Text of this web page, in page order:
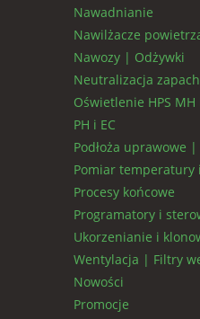
Nawadnianie
Nawilżacze
Nawozy | Odżywki
Neutralizacja
Oświetlenie HPS MH
PH i EC
Podłoża uprawowe
Pomiar temperatury
Procesy końcowe
Programatory i
Ukorzenianie i
Wentylacja | Filtry
Nowości
Promocje